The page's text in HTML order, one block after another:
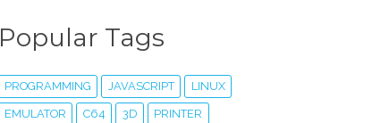
Popular Tags
PROGRAMMING JAVASCRIPT LINUX
EMULATOR C64 3D PRINTER